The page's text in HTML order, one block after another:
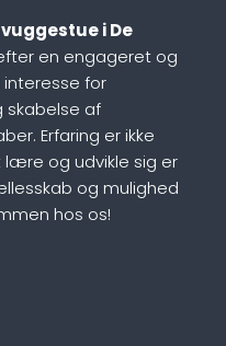
i De
en engageret og
for
af
Erfaring er ikke
og udvikle sig er
og mulighed
hos os!